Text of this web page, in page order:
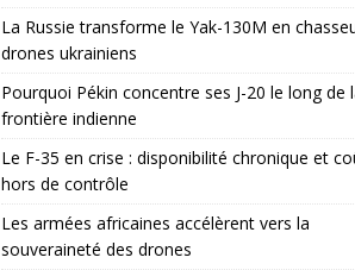
La Russie transforme le Yak-130M en
drones ukrainiens
Pourquoi Pékin concentre ses J-20 le long de
frontière indienne
Le F-35 en crise : disponibilité chronique et
hors de contrôle
Les armées africaines accélèrent vers la
souveraineté des drones